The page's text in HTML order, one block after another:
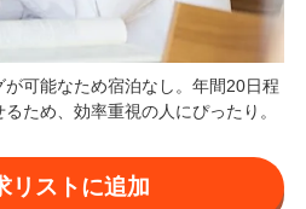
可能なため宿泊なし。年間20日程
ため、効率重視の人にぴったり。